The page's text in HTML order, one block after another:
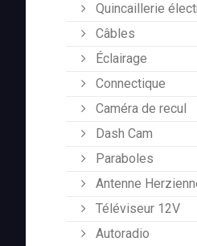
Quincaillerie
Câbles
Éclairage
Connectique
Caméra de recul
Dash Cam
Paraboles
Antenne
Téléviseur 12V
Autoradio